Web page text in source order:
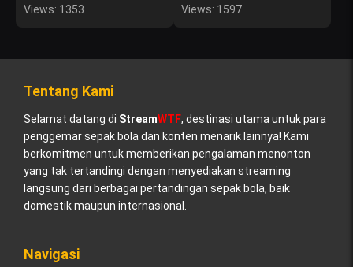
Views: 1353
Views: 1597
Tentang Kami
Selamat datang di StreamWTF, destinasi utama untuk para
penggemar sepak bola dan konten menarik lainnya! Kami
berkomitmen untuk memberikan pengalaman menonton
yang tak tertandingi dengan menyediakan streaming
langsung dari berbagai pertandingan sepak bola, baik
domestik maupun internasional.
Navigasi